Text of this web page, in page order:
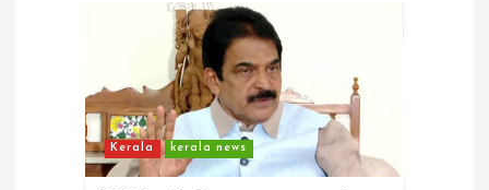
Kerala kerala news